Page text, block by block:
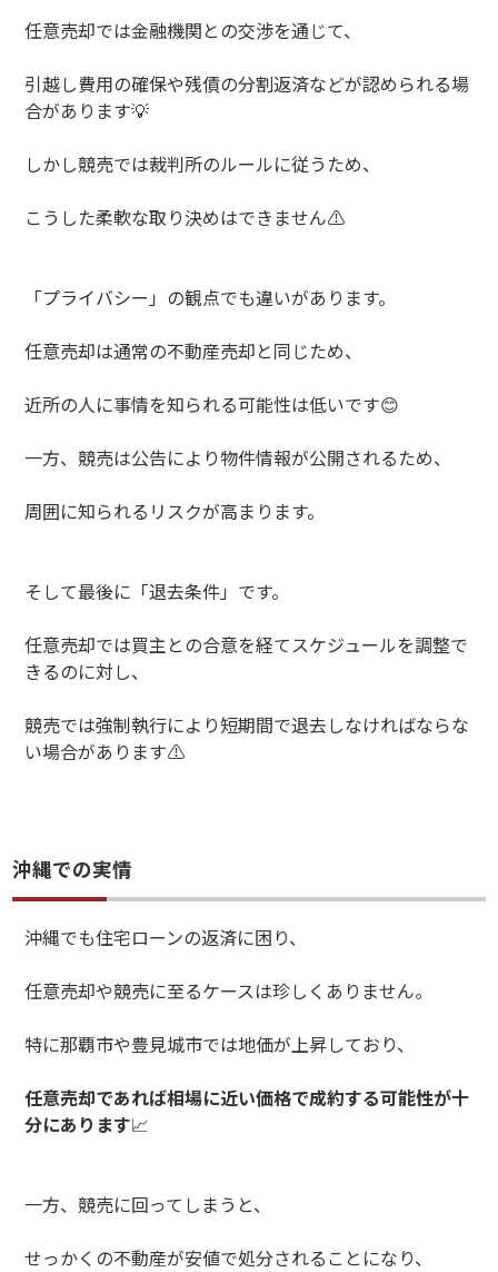
任意売却では金融機関との交渉を通じて、
引越し費用の確保や残債の分割返済などが認められる場
合があります💡
しかし競売では裁判所のルールに従うため、
こうした柔軟な取り決めはできません⚠️
「プライバシー」の観点でも違いがあります。
任意売却は通常の不動産売却と同じため、
近所の人に事情を知られる可能性は低いです😊
一方、競売は公告により物件情報が公開されるため、
周囲に知られるリスクが高まります。
そして最後に「退去条件」です。
任意売却では買主との合意を経てスケジュールを調整で
きるのに対し、
競売では強制執行により短期間で退去しなければならな
い場合があります⚠️
沖縄での実情
沖縄でも住宅ローンの返済に困り、
任意売却や競売に至るケースは珍しくありません。
特に那覇市や豊見城市では地価が上昇しており、
任意売却であれば相場に近い価格で成約する可能性が十
分にあります📈
一方、競売に回ってしまうと、
せっかくの不動産が安値で処分されることになり、